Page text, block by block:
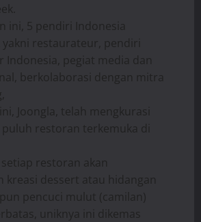
ini, 5 pendiri Indonesia
yakni restaurateur, pendiri
Indonesia, pegiat media dan
berkolaborasi dengan mitra
Joongla, telah mengkurasi
restoran terkemuka di
restoran akan
kreasi dessert atau hidangan
pencuci mulut (camilan)
uniknya ini dikemas